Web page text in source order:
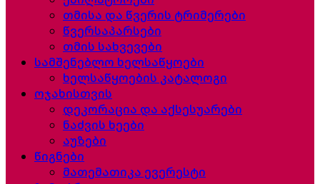
თმისა და წვერის ტრიმერები
წვერსაპარსები
თმის სახვევები
სამშენებლო ხელსაწყოები
ხელსაწყოების კატალოგი
ოჯახისთვის
დეკორაცია და აქსესუარები
ნაძვის ხეები
აუზები
წიგნები
მათემათიკა ევერესტი